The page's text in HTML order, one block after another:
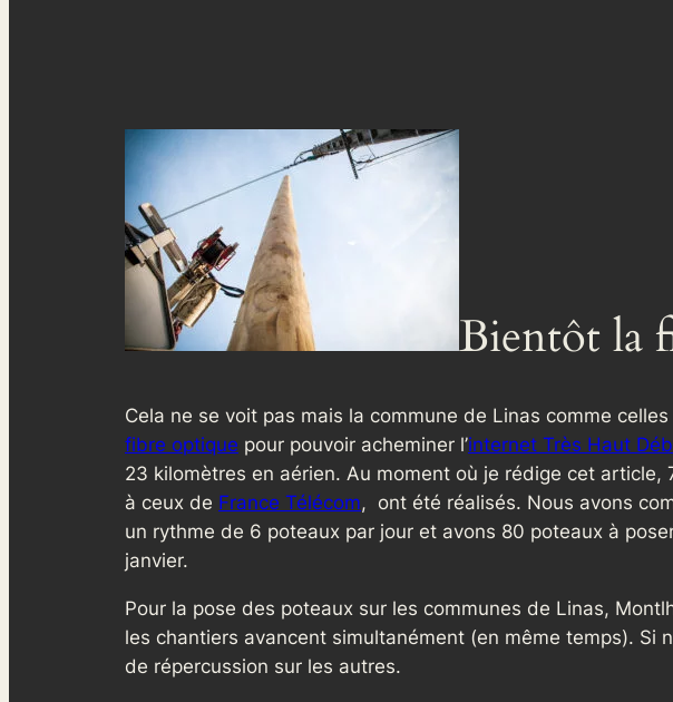
Bientôt la
Cela ne se voit pas mais la commune de Linas comme celles
fibre optique pour pouvoir acheminer l’internet Très Haut
23 kilomètres en aérien. Au moment où je rédige cet
à ceux de France Télécom, ont été réalisés. Nous avons
un rythme de 6 poteaux par jour et avons 80 poteaux à
janvier.
Pour la pose des poteaux sur les communes de Linas,
les chantiers avancent simultanément (en même temps). Si
de répercussion sur les autres.